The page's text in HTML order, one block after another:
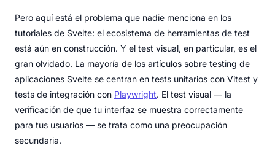
Pero aquí está el problema que nadie menciona en los
tutoriales de Svelte: el ecosistema de herramientas de test
está aún en construcción. Y el test visual, en particular, es el
gran olvidado. La mayoría de los artículos sobre testing de
aplicaciones Svelte se centran en tests unitarios con Vitest y
tests de integración con Playwright. El test visual — la
verificación de que tu interfaz se muestra correctamente
para tus usuarios — se trata como una preocupación
secundaria.